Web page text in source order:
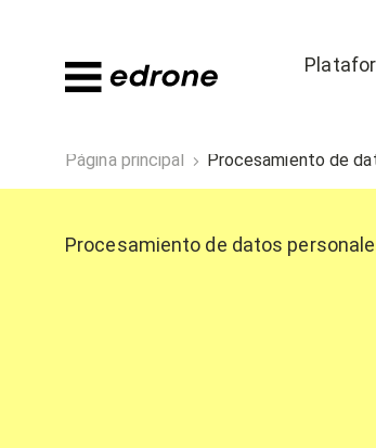
Página principal Procesamiento de
Procesamiento de datos